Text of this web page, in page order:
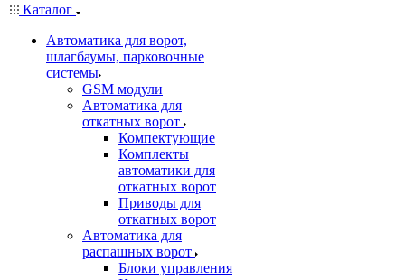
Каталог
Автоматика для ворот,
шлагбаумы, парковочные
системы
GSM модули
Автоматика для
откатных ворот
Компектующие
Комплекты
автоматики для
откатных ворот
Приводы для
откатных ворот
Автоматика для
распашных ворот
Блоки управления